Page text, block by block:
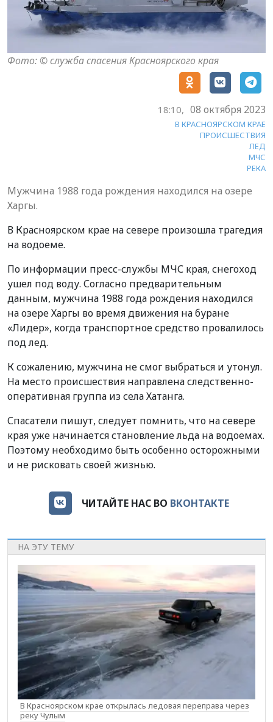
Фото: © служба спасения Красноярского края
18:10, 08 октября 2023
В КРАСНОЯРСКОМ КРАЕ
ПРОИСШЕСТВИЯ
ЛЕД
МЧС
РЕКА
Мужчина 1988 года рождения находился на озере
Харгы.
В Красноярском крае на севере произошла трагедия
на водоеме.
По информации пресс-службы МЧС края, снегоход
ушел под воду. Согласно предварительным
данным, мужчина 1988 года рождения находился
на озере Харгы во время движения на буране
«Лидер», когда транспортное средство провалилось
под лед.
К сожалению, мужчина не смог выбраться и утонул.
На место происшествия направлена следственно-
оперативная группа из села Хатанга.
Спасатели пишут, следует помнить, что на севере
края уже начинается становление льда на водоемах.
Поэтому необходимо быть особенно осторожными
и не рисковать своей жизнью.
ЧИТАЙТЕ НАС ВО ВКОНТАКТЕ
НА ЭТУ ТЕМУ
В Красноярском крае открылась ледовая переправа через
реку Чулым